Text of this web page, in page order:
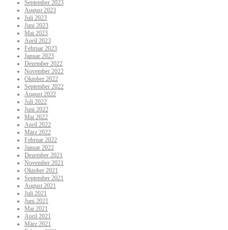
September 2023
August 2023
Juli 2023
Juni 2023
Mai 2023
April 2023
Februar 2023
Januar 2023
Dezember 2022
November 2022
Oktober 2022
September 2022
August 2022
Juli 2022
Juni 2022
Mai 2022
April 2022
März 2022
Februar 2022
Januar 2022
Dezember 2021
November 2021
Oktober 2021
September 2021
August 2021
Juli 2021
Juni 2021
Mai 2021
April 2021
März 2021